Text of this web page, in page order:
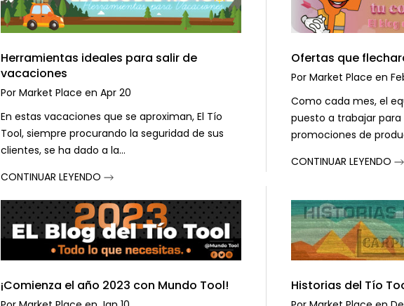
Herramientas ideales para salir de
vacaciones
Por Market Place en Apr 20
En estas vacaciones que se aproximan, El Tío
Tool, siempre procurando la seguridad de sus
clientes, se ha dado a la...
CONTINUAR LEYENDO
Ofertas que
Por Market Place en
Como cada mes, el
puesto a trabajar
promociones de
CONTINUAR LEYENDO
¡Comienza el año 2023 con Mundo Tool! Historias del Tío